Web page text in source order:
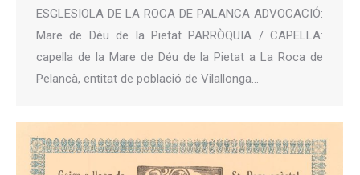
ESGLESIOLA DE LA ROCA DE PALANCA ADVOCACIÓ:
Mare de Déu de la Pietat PARRÒQUIA / CAPELLA:
capella de la Mare de Déu de la Pietat a La Roca de
Pelancà, entitat de població de Vilallonga…